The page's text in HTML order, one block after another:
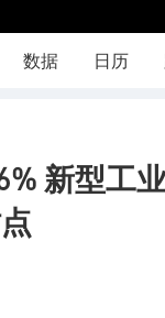
数据 日历
新型工